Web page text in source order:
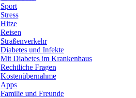
Sport
Stress
Hitze
Reisen
Straßenverkehr
Diabetes und Infekte
Mit Diabetes im Krankenhaus
Rechtliche Fragen
Kostenübernahme
Apps
Familie und Freunde